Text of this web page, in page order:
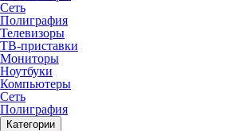
Сеть
Полиграфия
Телевизоры
ТВ-приставки
Мониторы
Ноутбуки
Компьютеры
Сеть
Полиграфия
Категории